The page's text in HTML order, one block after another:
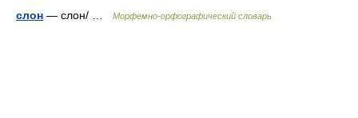
слон — слон/ … Морфемно-орфографический словарь